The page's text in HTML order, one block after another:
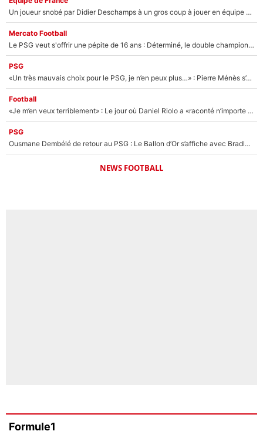
Un joueur snobé par Didier Deschamps à un gros coup à jouer en équipe de France : Zinedine Zidane a trouvé son numéro 9 ?
Mercato Football
Le PSG veut s'offrir une pépite de 16 ans : Déterminé, le double champion d'Europe en titre est prêt à lâcher 40M€ pour celui que l'on compare déjà à Vinicius Jr !
PSG
«Un très mauvais choix pour le PSG, je n’en peux plus…» : Pierre Ménès s’est complètement trompé avec Luis Enrique et ces déclarations le prouvent !
Football
«Je m’en veux terriblement» : Le jour où Daniel Riolo a «raconté n’importe quoi» dans l'After Foot !
PSG
Ousmane Dembélé de retour au PSG : Le Ballon d’Or s’affiche avec Bradley Barcola en plein cœur du feuilleton sur son départ !
NEWS FOOTBALL
Formule1